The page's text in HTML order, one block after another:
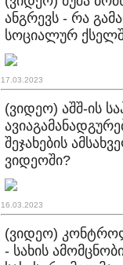
ანგრევს - რა
სოციალურ
17.03.2023
(ვიდეო) აშშ-ის
შეჯახების
ვიდეოში?
16.03.2023
(ვიდეო)
- სახის